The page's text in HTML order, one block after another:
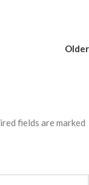
Older
fields are marked